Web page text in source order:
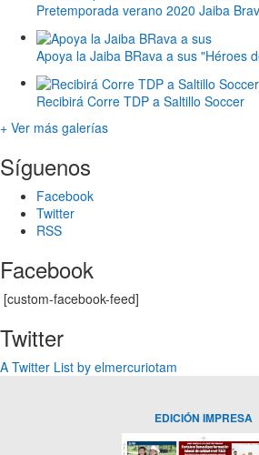
Pretemporada verano 2020 Jaiba
Apoya la Jaiba BRava a sus "Héroes
Recibirá Corre TDP a Saltillo Soccer
+ Ver más galerías
Síguenos
Facebook
Twitter
RSS
Facebook
[custom-facebook-feed]
Twitter
A Twitter List by elmercuriotam
EDICIÓN IMPRESA